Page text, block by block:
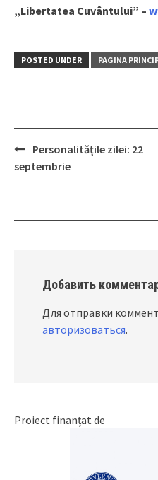
„Libertatea Cuvântului” –
POSTED UNDER PAGINA
Post
Personalităţile zilei: 22
septembrie
Добавить
Для отправки
авторизоваться.
Proiect finanțat de